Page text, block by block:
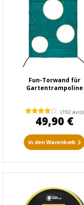
Fun-Torwand für
Gartentrampoline
(192 avis)
49,90 €
in den Warenkorb